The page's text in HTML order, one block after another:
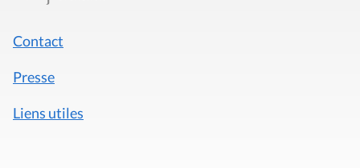
Contact
Presse
Liens utiles